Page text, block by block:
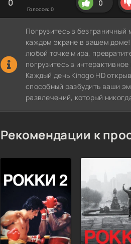
0
Голосов: 0
0
Погрузитесь в
каждом экране в вашем
любой точке мира,
погрузитесь в
Каждый день Kinogo HD
способный разбудить ваши
развлечений, который
Рекомендации к